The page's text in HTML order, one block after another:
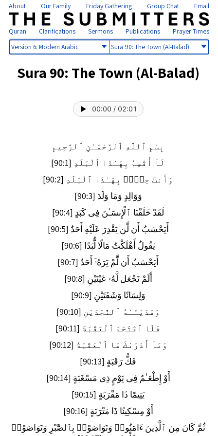
About Our Family Friday Gathering Group Chat Email
Quran Clarifications Sermons Publications Prayer Times
Select
Select
Sura 90: The Town (Al-Balad)
00:00 / 02:01
بِسْمِ ٱللَّهِ ٱلرَّحْمَـٰنِ ٱلرَّحِيمِ
لَآ أُقْسِمُ بِهَـٰذَا ٱلْبَلَدِ [90:1]
وَأَنتَ حِلٌّۢ بِهَـٰذَا ٱلْبَلَدِ [90:2]
وَوَالِدٍ وَمَا وَلَدَ [90:3]
لَقَدْ خَلَقْنَا ٱلْإِنسَـٰنَ فِى كَبَدٍ [90:4]
أَيَحْسَبُ أَن لَّن يَقْدِرَ عَلَيْهِ أَحَدٌ [90:5]
يَقُولُ أَهْلَكْتُ مَالًا لُّبَدًا [90:6]
أَيَحْسَبُ أَن لَّمْ يَرَهُۥٓ أَحَدٌ [90:7]
أَلَمْ نَجْعَل لَّهُۥ عَيْنَيْنِ [90:8]
وَلِسَانًا وَشَفَتَيْنِ [90:9]
وَهَدَيْنَـٰهُ ٱلنَّجْدَيْنِ [90:10]
فَلَا ٱقْتَحَمَ ٱلْعَقَبَةَ [90:11]
وَمَآ أَدْرَىٰكَ مَا ٱلْعَقَبَةُ [90:12]
فَكُّ رَقَبَةٍ [90:13]
أَوْ إِطْعَـٰمٌ فِى يَوْمٍ ذِى مَسْغَبَةٍ [90:14]
يَتِيمًا ذَا مَقْرَبَةٍ [90:15]
أَوْ مِسْكِينًا ذَا مَتْرَبَةٍ [90:16]
ثُمَّ كَانَ مِنَ ٱلَّذِينَ ءَامَنُوا۟ وَتَوَاصَوْا۟ بِٱلصَّبْرِ وَتَوَاصَوْا۟